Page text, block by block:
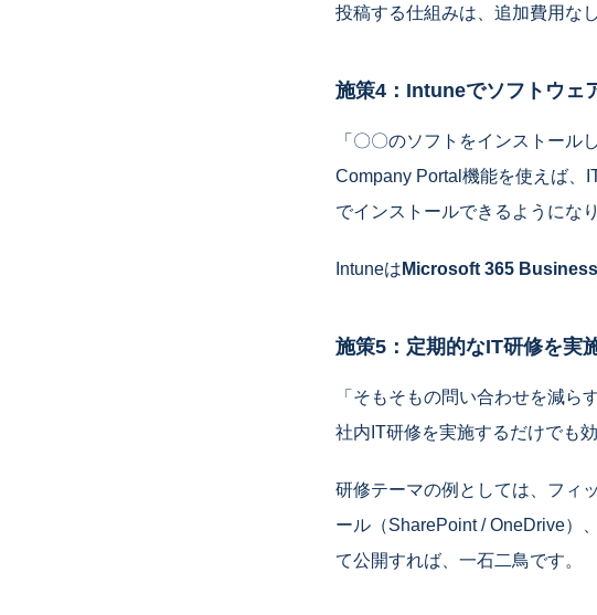
投稿する仕組みは、追加費用な
施策4：Intuneでソフトウェ
「〇〇のソフトをインストー
Company Portal機能を使えば、
でインストールできるようになり
Intuneは Microsoft 365
施策5：定期的なIT研修を実
「そもそもの問い合わせを減
社内IT研修を実施するだけでも
研修テーマの例としては、フィ
ール（SharePoint / OneDrive）
て公開すれば、一石二鳥です。